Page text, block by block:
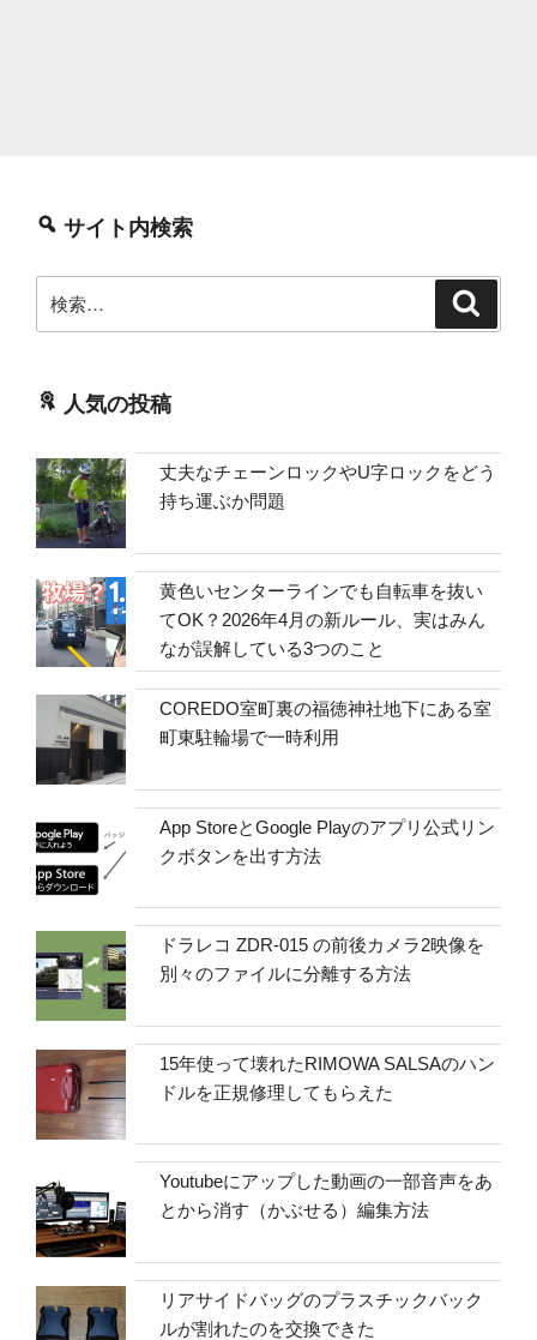
サイト内検索
索:
人気の投稿
丈夫なチェーンロックやU字ロックをどう
持ち運ぶか問題
黄色いセンターラインでも自転車を抜い
てOK？2026年4月の新ルール、実はみん
なが誤解している3つのこと
COREDO室町裏の福徳神社地下にある室
町東駐輪場で一時利用
App StoreとGoogle Playのアプリ公式リン
クボタンを出す方法
ドラレコ ZDR-015 の前後カメラ2映像を
別々のファイルに分離する方法
15年使って壊れたRIMOWA SALSAのハン
ドルを正規修理してもらえた
Youtubeにアップした動画の一部音声をあ
とから消す（かぶせる）編集方法
リアサイドバッグのプラスチックバック
ルが割れたのを交換できた